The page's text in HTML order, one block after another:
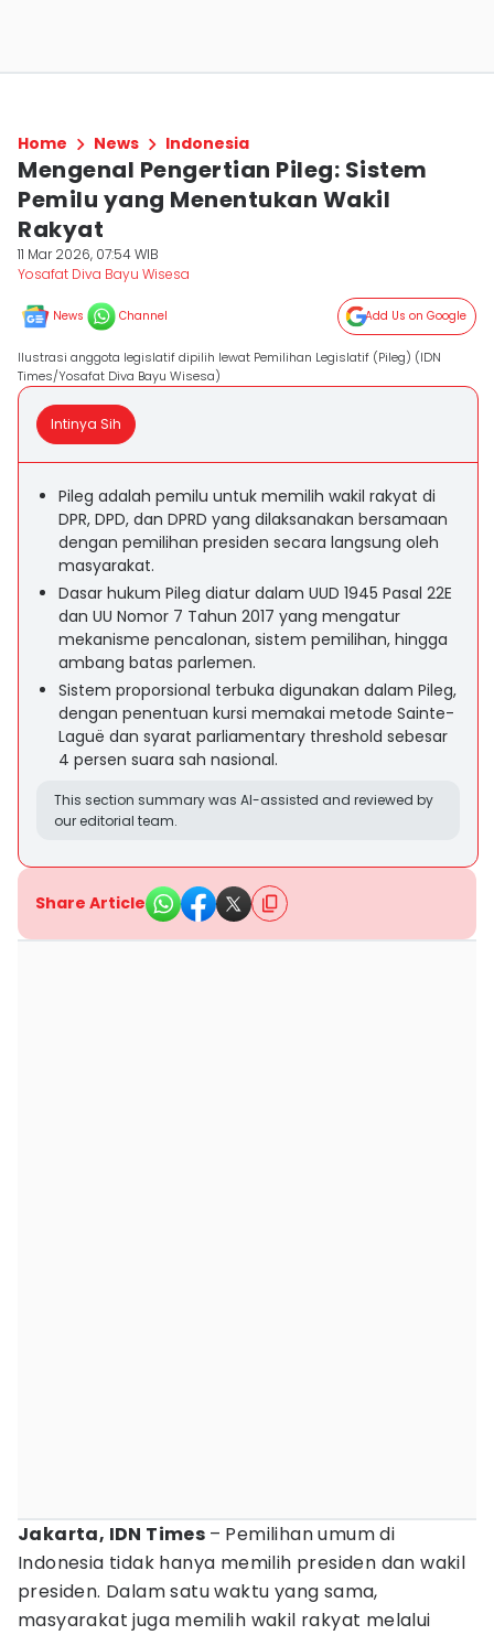
Home News Indonesia
Mengenal Pengertian Pileg: Sistem
Pemilu yang Menentukan Wakil
Rakyat
11 Mar 2026, 07:54 WIB
Yosafat Diva Bayu Wisesa
News Channel Add Us on Google
Ilustrasi anggota legislatif dipilih lewat Pemilihan Legislatif (Pileg) (IDN
Times/Yosafat Diva Bayu Wisesa)
Intinya Sih
Pileg adalah pemilu untuk memilih wakil rakyat di
DPR, DPD, dan DPRD yang dilaksanakan bersamaan
dengan pemilihan presiden secara langsung oleh
masyarakat.
Dasar hukum Pileg diatur dalam UUD 1945 Pasal 22E
dan UU Nomor 7 Tahun 2017 yang mengatur
mekanisme pencalonan, sistem pemilihan, hingga
ambang batas parlemen.
Sistem proporsional terbuka digunakan dalam Pileg,
dengan penentuan kursi memakai metode Sainte-
Laguë dan syarat parliamentary threshold sebesar
4 persen suara sah nasional.
This section summary was AI-assisted and reviewed by
our editorial team.
Share Article
Jakarta, IDN Times – Pemilihan umum di
Indonesia tidak hanya memilih presiden dan wakil
presiden. Dalam satu waktu yang sama,
masyarakat juga memilih wakil rakyat melalui